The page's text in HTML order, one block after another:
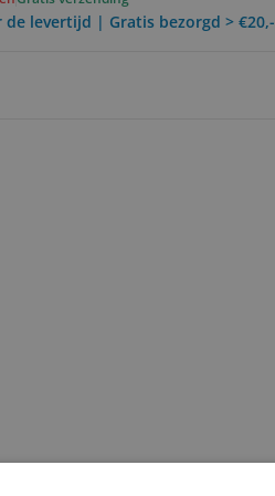
de levertijd | Gratis bezorgd > €20,-